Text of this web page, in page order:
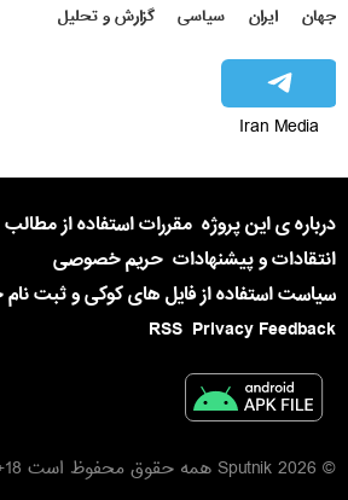
جهان ایران سیاسی گزارش و تحلیل
Iran Media
درباره ی این پروژه مقررات استفاده از مطالب
انتقادات و پیشنهادات حریم خصوصی
سیاست استفاده از فایل های کوکی و ثبت نام
Privacy Feedback
RSS
© 2026 Sputnik همه حقوق محفوظ است 18+